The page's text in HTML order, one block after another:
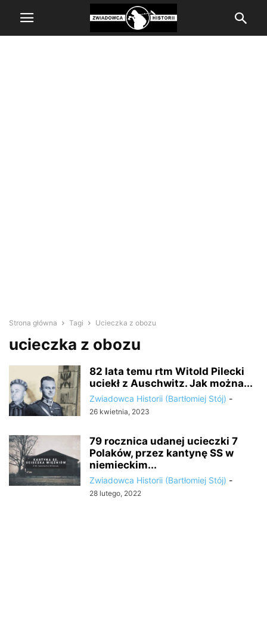
Strona główna Tagi Ucieczka z obozu
ucieczka z obozu
82 lata temu rtm Witold Pilecki
uciekł z Auschwitz. Jak można...
Zwiadowca Historii (Bartłomiej Stój) -
26 kwietnia, 2023
79 rocznica udanej ucieczki 7
Polaków, przez kantynę SS w
niemieckim...
Zwiadowca Historii (Bartłomiej Stój) -
28 lutego, 2022